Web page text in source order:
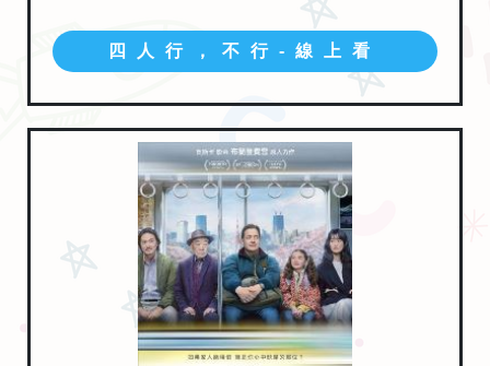
四人行，不行-線上看